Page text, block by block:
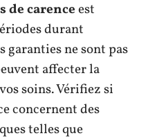
de carenceest
durant
garanties ne sont pas
affecter la
soins. Vérifiez si
concernent des
telles que